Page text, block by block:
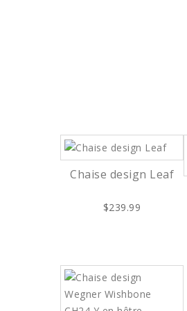
Chaise design Leaf
$239.99